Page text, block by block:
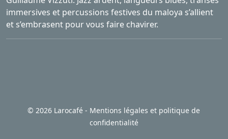
immersives et percussions festives du maloya s’allient
et s’embrasent pour vous faire chavirer.
© 2026 Larocafé - Mentions légales et politique de
confidentialité